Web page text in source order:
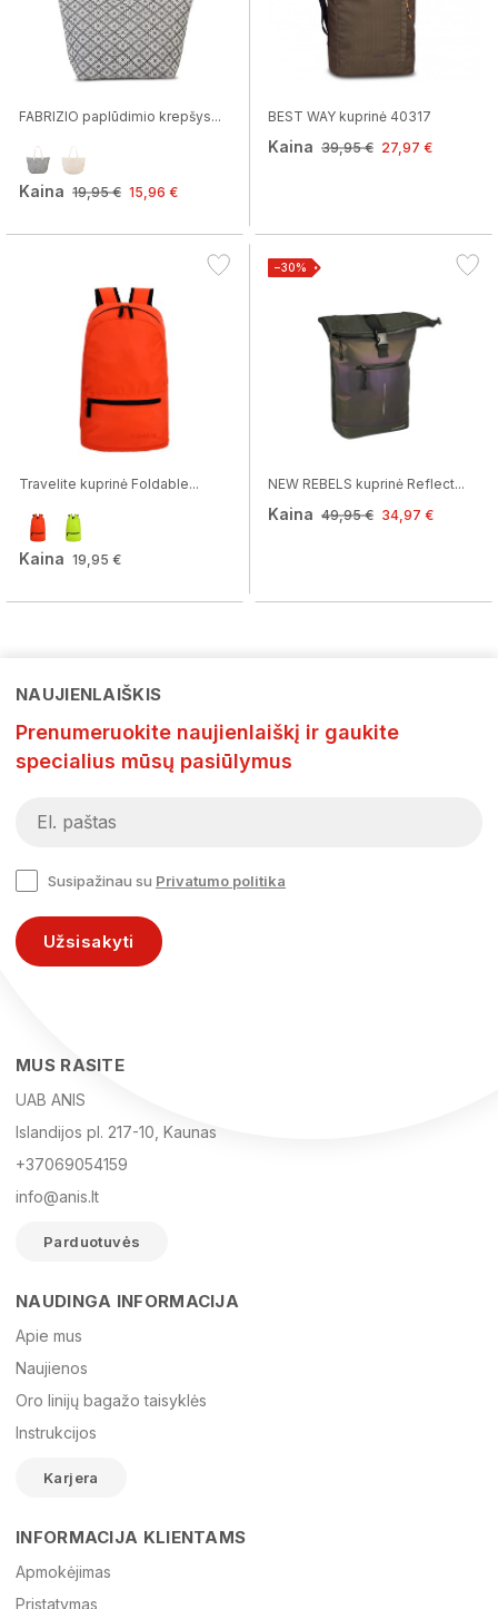
FABRIZIO paplūdimio krepšys...
Kaina 19,95 € 15,96 €
BEST WAY kuprinė 40317
Kaina 39,95 € 27,97 €
Travelite kuprinė Foldable...
Kaina 19,95 €
−30%
NEW REBELS kuprinė Reflect...
Kaina 49,95 € 34,97 €
El. paštas
Žinutė
NAUJIENLAIŠKIS
Prenumeruokite naujienlaiškį ir gaukite
specialius mūsų pasiūlymus
Susipažinau su Privatumo politika
Užsisakyti
MUS RASITE
UAB ANIS
Islandijos pl. 217-10, Kaunas
+37069054159
info@anis.lt
Parduotuvės
NAUDINGA INFORMACIJA
Apie mus
Naujienos
Oro linijų bagažo taisyklės
Instrukcijos
Karjera
INFORMACIJA KLIENTAMS
Apmokėjimas
Pristatymas